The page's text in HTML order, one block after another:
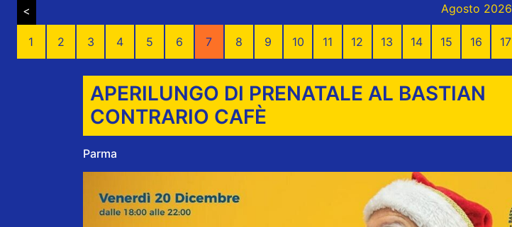
< Agosto 2026
1 2 3 4 5 6 7 8 9 10 11 12 13 14 15 16 17
APERILUNGO DI PRENATALE AL BASTIAN
CONTRARIO CAFÈ
Parma